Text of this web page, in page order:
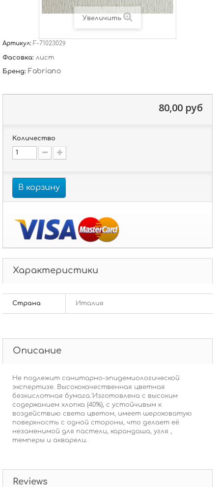
Увеличить
Артикул: F-71023029
Фасовка: лист
Бренд: Fabriano
80,00 руб
Количество
В корзину
Характеристики
Страна Италия
Описание
Не подлежит санитарно-эпидемиологической
экспертизе. Высококачественная цветная
безкислотная бумага.'Изготовлена с высоким
содержанием хлопка (40%), с устойчивым к
воздействию света цветом, имеет шероховатую
поверхность с одной стороны, что делает её
незаменимой для пастели, карандаша, угля ,
темперы и акварели.
Reviews